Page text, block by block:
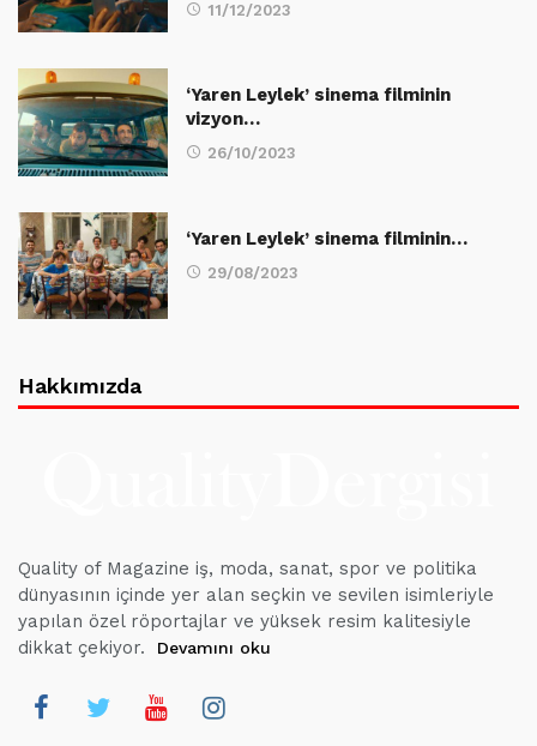
11/12/2023
‘Yaren Leylek’ sinema filminin
vizyon…
26/10/2023
‘Yaren Leylek’ sinema filminin…
29/08/2023
Hakkımızda
Quality of Magazine iş, moda, sanat, spor ve politika
dünyasının içinde yer alan seçkin ve sevilen isimleriyle
yapılan özel röportajlar ve yüksek resim kalitesiyle
dikkat çekiyor.
Devamını oku